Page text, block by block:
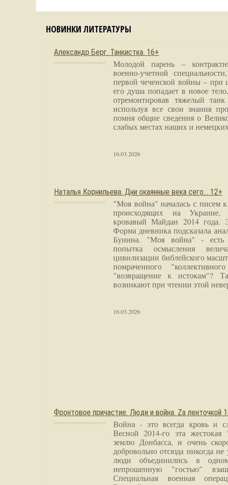
НОВИНКИ ЛИТЕРАТУРЫ
Александр Берг. Танкистка. 16+
Молодой парень –
военно-учетной
первой чеченской войны – при
его душа попадает в новое
отремонтировав тяжелый
используя все свои знания
помня общие сведения о
слабых местах наших и
16.03.2026
Наталья Корнильева. Дни окаянные века сего… 12+
"Моя война" началась с писем
происходящих на Украине,
кровавый Майдан 2014 года.
Форма дневника подсказала
Бунина. "Моя война" - есть
попытка осмысления
цивилизации библейского
помраченного
"возвращение к истокам"?
возникают при чтении этой
16.03.2026
Фронтовое причастие. Люди и война. Zа ленточкой
Война - это всегда кровь и
Весной 2014-го эта
землю Донбасса, и очень
добровольно отсюда никогда
люди объединились в
непрошенную "гостью"
Специальная военная